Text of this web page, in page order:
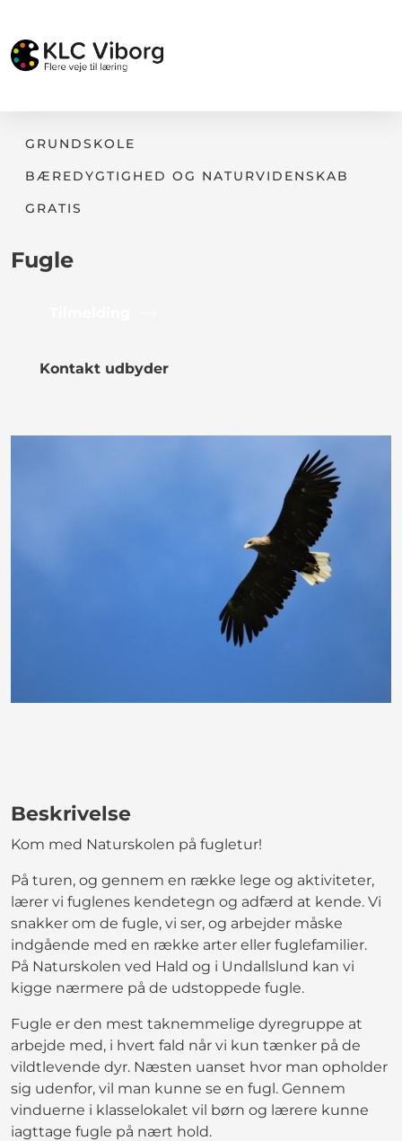
GRUNDSKOLE
BÆREDYGTIGHED OG NATURVIDENSKAB
GRATIS
Fugle
Kontakt udbyder
Beskrivelse
Kom med Naturskolen på fugletur!
På turen, og gennem en række lege og aktiviteter,
lærer vi fuglenes kendetegn og adfærd at kende. Vi
snakker om de fugle, vi ser, og arbejder måske
indgående med en række arter eller fuglefamilier.
På Naturskolen ved Hald og i Undallslund kan vi
kigge nærmere på de udstoppede fugle.
Fugle er den mest taknemmelige dyregruppe at
arbejde med, i hvert fald når vi kun tænker på de
vildtlevende dyr. Næsten uanset hvor man opholder
sig udenfor, vil man kunne se en fugl. Gennem
vinduerne i klasselokalet vil børn og lærere kunne
iagttage fugle på nært hold.